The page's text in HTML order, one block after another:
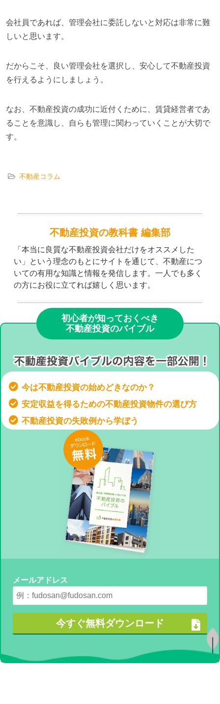
会社員であれば、管理会社に委託しないと対応は非常に難
しいと思います。
だからこそ、良い管理会社を選択し、安心して不動産投資
を行えるようにしましょう。
なお、不動産投資の成功に近付くために、 賃貸経営者であ
ることを意識し、自らも管理に関わっていくことが大切で
す。
不動産コラム
不動産投資の教科書 編集部
「本当に良質な不動産投資会社だけをオススメした
い」という理念のもとにサイトを通じて、不動産につ
いての有用な知識と情報を発信します。一人でも多く
の方にお役に立てれば嬉しく思います。
初心者が知っておくべき
不動産投資のバイブル
今は不動産投資の始めどきなのか？
安定収益を得るための不動産投資物件の選び方
不動産投資の失敗例から学ぼう
メールアドレス